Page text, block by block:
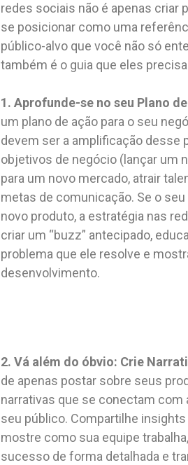
redes sociais não é apenas criar
se posicionar como uma
público-alvo que você não só
também é o guia que eles
1. Aprofunde-se no seu Plano
um plano de ação para o seu
devem ser a amplificação desse
objetivos de negócio (lançar um
para um novo mercado, atrair
metas de comunicação. Se o
novo produto, a estratégia nas
criar um “buzz” antecipado,
problema que ele resolve e
desenvolvimento.
2. Vá além do óbvio: Crie
de apenas postar sobre seus
narrativas que se conectam
seu público. Compartilhe
mostre como sua equipe
sucesso de forma detalhada e